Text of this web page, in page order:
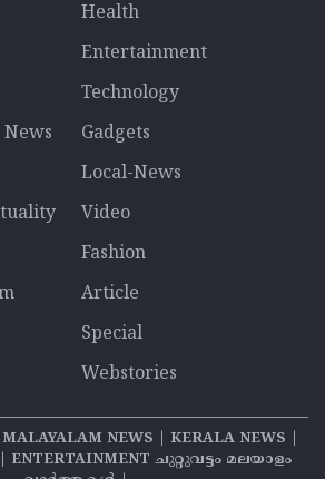
Health
Entertainment
Technology
Gadgets
Local-News
Video
Fashion
Article
Special
Webstories
NEWS | KERALA NEWS |
| ENTERTAINMENT ചുറ്റുവട്ടം മലയാളം